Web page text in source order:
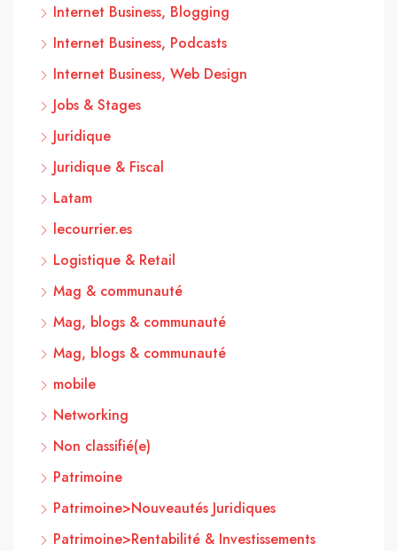
Internet Business, Blogging
Internet Business, Podcasts
Internet Business, Web Design
Jobs & Stages
Juridique
Juridique & Fiscal
Latam
lecourrier.es
Logistique & Retail
Mag & communauté
Mag, blogs & communauté
Mag, blogs & communauté
mobile
Networking
Non classifié(e)
Patrimoine
Patrimoine>Nouveautés Juridiques
Patrimoine>Rentabilité & Investissements